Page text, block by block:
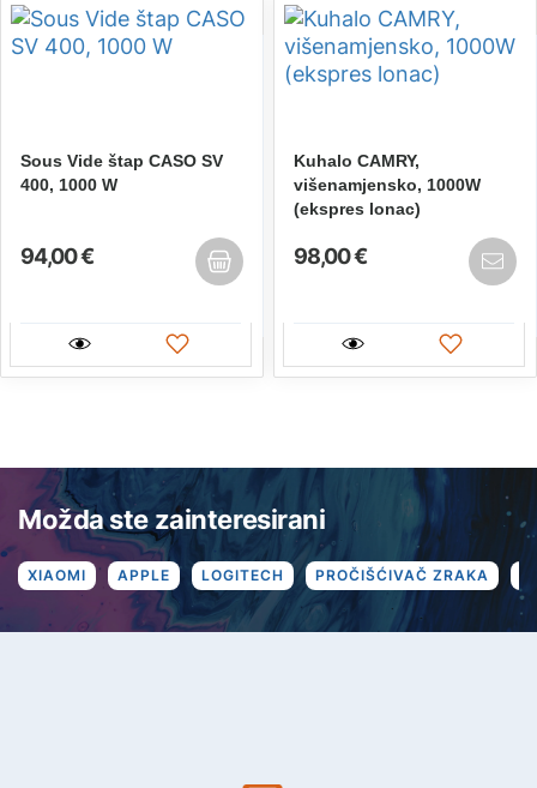
Sous Vide štap CASO SV
400, 1000 W
94,00 €
Kuhalo CAMRY,
višenamjensko, 1000W
(ekspres lonac)
98,00 €
Možda ste zainteresirani
XIAOMI APPLE LOGITECH PROČIŠĆIVAČ ZRAKA